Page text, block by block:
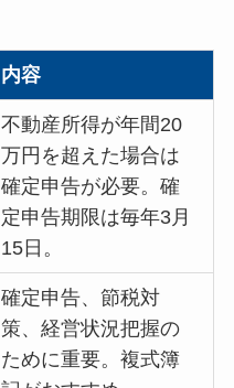
内容
不動産所得が年間20
万円を超えた場合は
確定申告が必要。確
定申告期限は毎年3月
15日。
確定申告、節税対
策、経営状況把握の
ために重要。複式簿